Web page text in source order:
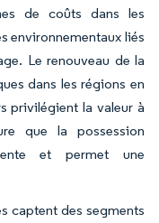
de coûts dans les
environnementaux liés
Le renouveau de la
dans les régions en
privilégient la valeur à
que la possession
et permet une
captent des segments